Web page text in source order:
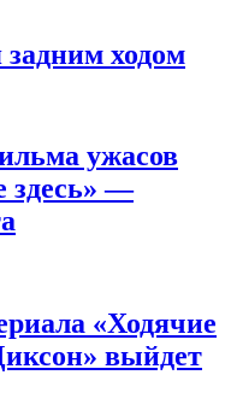
ходом
ужасов
здесь» —
«Ходячие
выйдет